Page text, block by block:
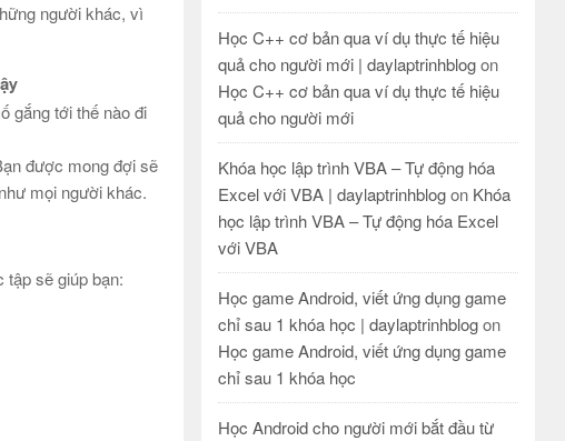
người khác, vì
gắng tới thế nào đi
được mong đợi sẽ
mọi người khác.
sẽ giúp bạn:
Học C++ cơ bản qua ví dụ thực tế hiệu
quả cho người mới | daylaptrinhblogon
Học C++ cơ bản qua ví dụ thực tế hiệu
quả cho người mới
Khóa học lập trình VBA – Tự động hóa
Excel với VBA | daylaptrinhblogon Khóa
học lập trình VBA – Tự động hóa Excel
với VBA
Học game Android, viết ứng dụng game
chỉ sau 1 khóa học | daylaptrinhblogon
Học game Android, viết ứng dụng game
chỉ sau 1 khóa học
Học Android cho người mới bắt đầu từ